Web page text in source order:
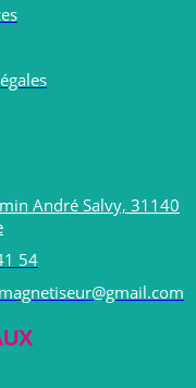
André Salvy, 31140
54